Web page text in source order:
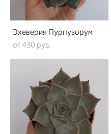
Эхеверия Пурпузорум
от 430 pуб.